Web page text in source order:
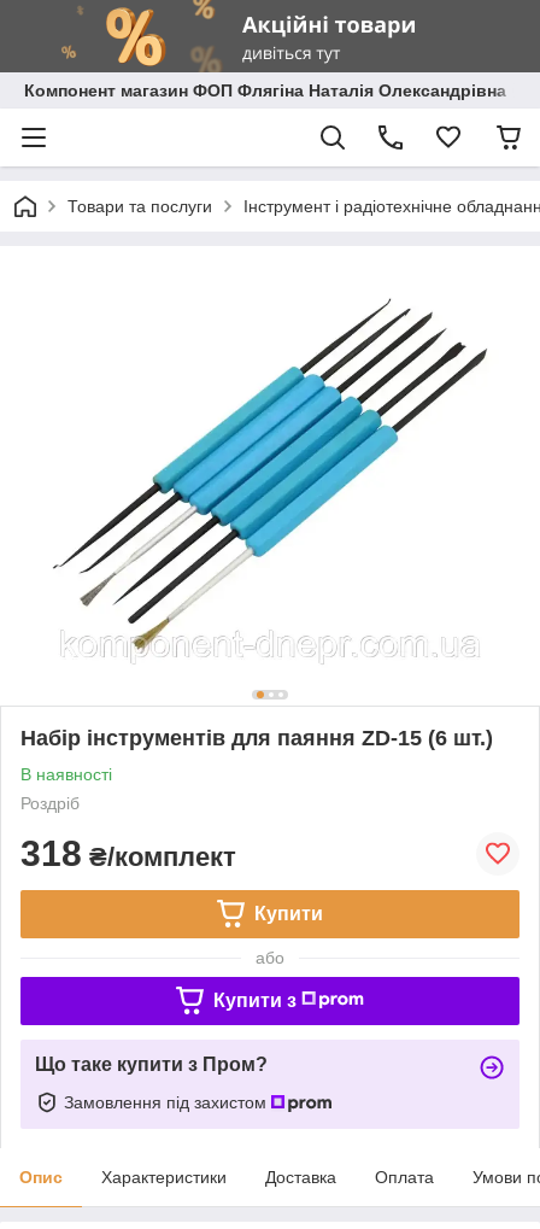
Компонент магазин ФОП Флягіна Наталія Олександрівна
Товари та послуги Інструмент і радіотехнічне
Набір інструментів для паяння ZD-15 (6 шт.)
В наявності
Роздріб
318 ₴/комплект
Купити
або
Купити з
Що таке купити з Пром?
Замовлення під захистом
Опис Характеристики Доставка Оплата Умови